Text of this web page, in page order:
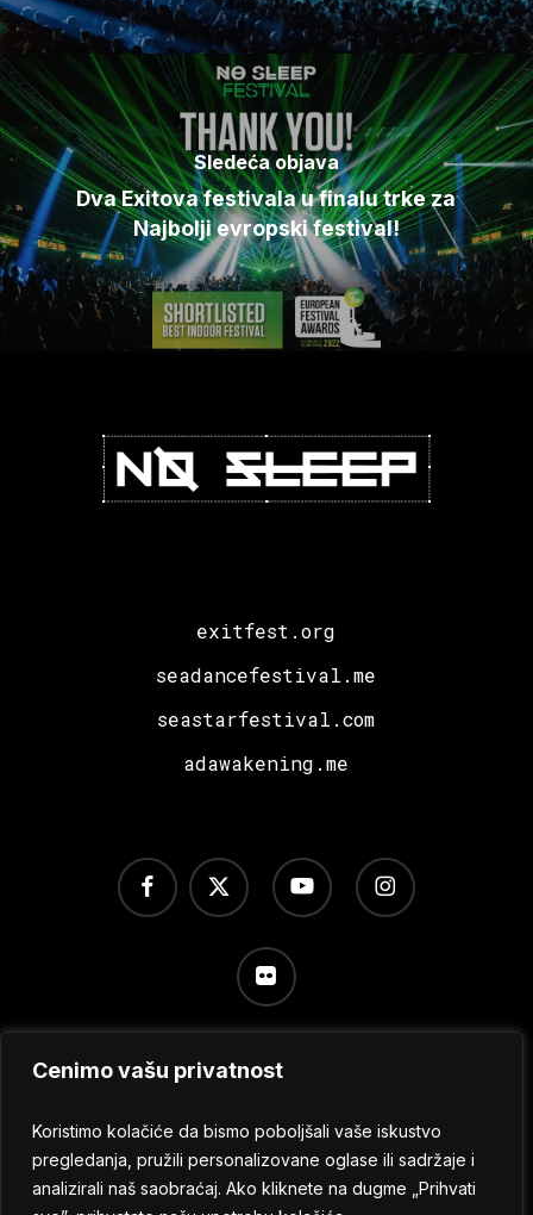
Cenimo vašu privatnost
Koristimo kolačiće da bismo poboljšali vaše iskustvo
pregledanja, pružili personalizovane oglase ili sadržaje i
analizirali naš saobraćaj. Ako kliknete na dugme „Prihvati
Sledeća objava
Dva Exitova festivala u finalu trke za
Najbolji evropski festival!
exitfest.org
seadancefestival.me
seastarfestival.com
adawakening.me
x-
twitter
facebook youtube instagram
flickr
kolačića
© 2024 No Sleep Festival